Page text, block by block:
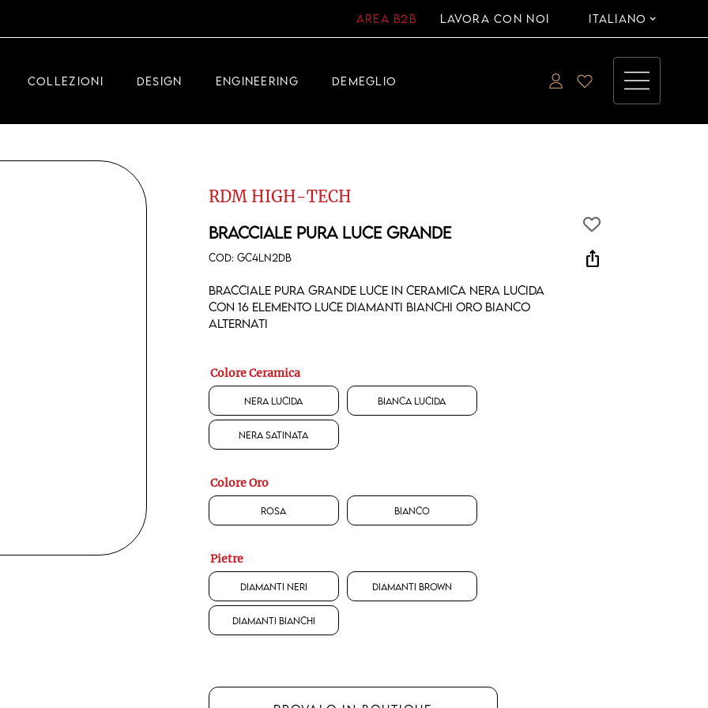
AREA B2B LAVORA CON NOI ITALIANO
COLLEZIONI
DEMEGLIO GIOIELLERIA
DESIGN ENGINEERING DEMEGLIO
RDM HIGH-TECH
BRACCIALE PURA LUCE GRANDE
COD: GC4LN2DB
Bracciale pura grande luce in ceramica nera lucida
con 16 elemento luce diamanti bianchi oro bianco
alternati
Colore Ceramica
Nera Lucida Bianca Lucida
Nera Satinata
Colore Oro
Rosa Bianco
Pietre
Diamanti Neri Diamanti Brown
Diamanti Bianchi
ios_share